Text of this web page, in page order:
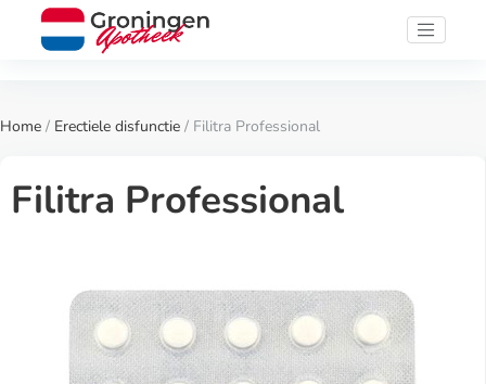
Home / Erectiele disfunctie / Filitra Professional
Filitra Professional